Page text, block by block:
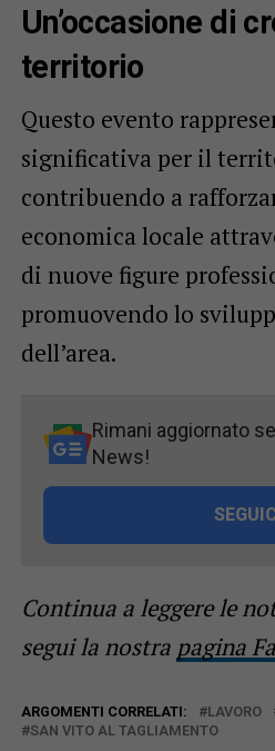
Un’occasione di
territorio
Questo evento
significativa per il
contribuendo a
economica locale
di nuove figure
promuovendo lo
dell’area.
Rimani aggiornato
News!
Continua a leggere le
segui la nostra pagina
ARGOMENTI CORRELATI: LAVORO
SAN VITO AL TAGLIAMENTO